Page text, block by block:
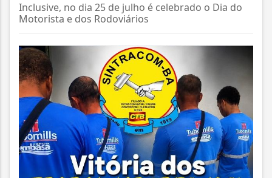
Inclusive, no dia 25 de julho é celebrado o Dia do
Motorista e dos Rodoviários